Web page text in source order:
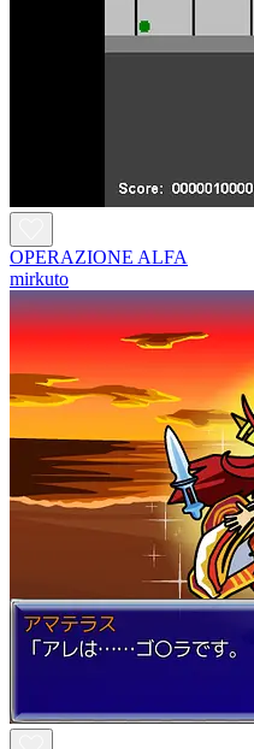
OPERAZIONE ALFA
mirkuto